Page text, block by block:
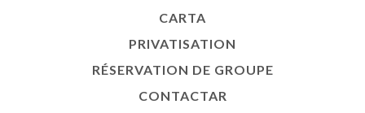
CARTA
PRIVATISATION
RÉSERVATION DE GROUPE
CONTACTAR